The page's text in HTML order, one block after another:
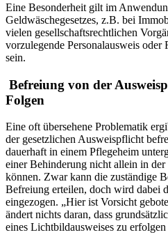
Eine Besonderheit gilt im
Geldwäschegesetzes, z.B. bei
vielen gesellschaftsrechtlichen
vorzulegende Personalausweis
sein.
Befreiung von der
Folgen
Eine oft übersehene Problematik
der gesetzlichen Ausweispflicht
dauerhaft in einem Pflegeheim
einer Behinderung nicht allein in
können. Zwar kann die zuständige
Befreiung erteilen, doch wird dabei
eingezogen. „Hier ist Vorsicht
ändert nichts daran, dass
eines Lichtbildausweises zu